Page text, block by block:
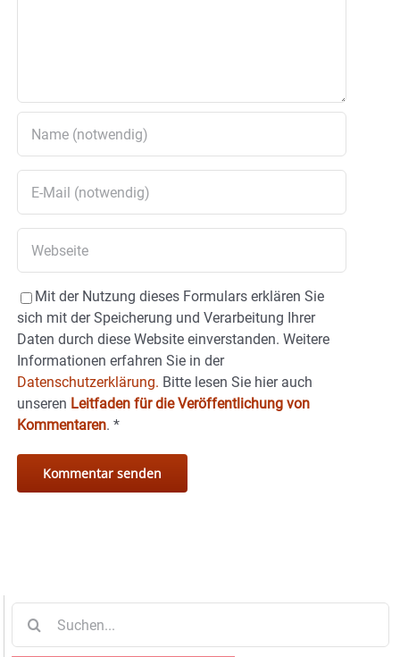
Mit der Nutzung dieses Formulars erklären Sie
sich mit der Speicherung und Verarbeitung Ihrer
Daten durch diese Website einverstanden. Weitere
Informationen erfahren Sie in der
Datenschutzerklärung. Bitte lesen Sie hier auch
unseren Leitfaden für die Veröffentlichung von
Kommentaren. *
nach: